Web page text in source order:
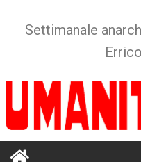
Settimanale